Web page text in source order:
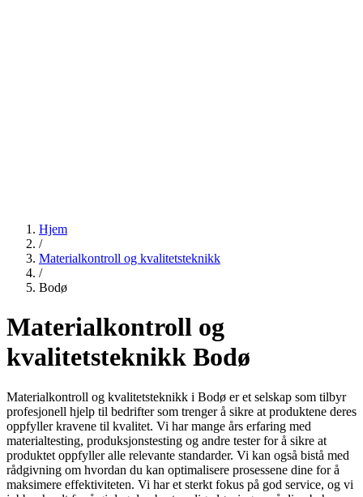
Hjem
/
Materialkontroll og kvalitetsteknikk
/
Bodø
Materialkontroll og
kvalitetsteknikk Bodø
Materialkontroll og kvalitetsteknikk i Bodø er et selskap som tilbyr
profesjonell hjelp til bedrifter som trenger å sikre at produktene deres
oppfyller kravene til kvalitet. Vi har mange års erfaring med
materialtesting, produksjonstesting og andre tester for å sikre at
produktet oppfyller alle relevante standarder. Vi kan også bistå med
rådgivning om hvordan du kan optimalisere prosessene dine for å
maksimere effektiviteten. Vi har et sterkt fokus på god service, og vi